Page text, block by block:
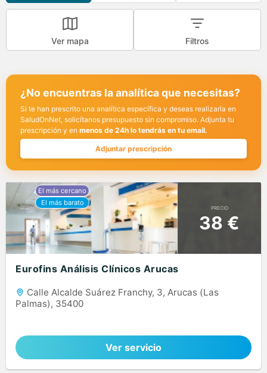
Ver mapa Filtros
¿No encuentras la analítica que necesitas?
Si te han prescrito una analítica específica y deseas realizarla en
SaludOnNet, solicítanos presupuesto sin compromiso. Adjunta tu
prescripción y en menos de 24h lo tendrás en tu email.
Adjuntar prescripción
PRECIO
38 €
Eurofins Análisis Clínicos Arucas
Calle Alcalde Suárez Franchy, 3, Arucas (Las
Palmas), 35400
Ver servicio